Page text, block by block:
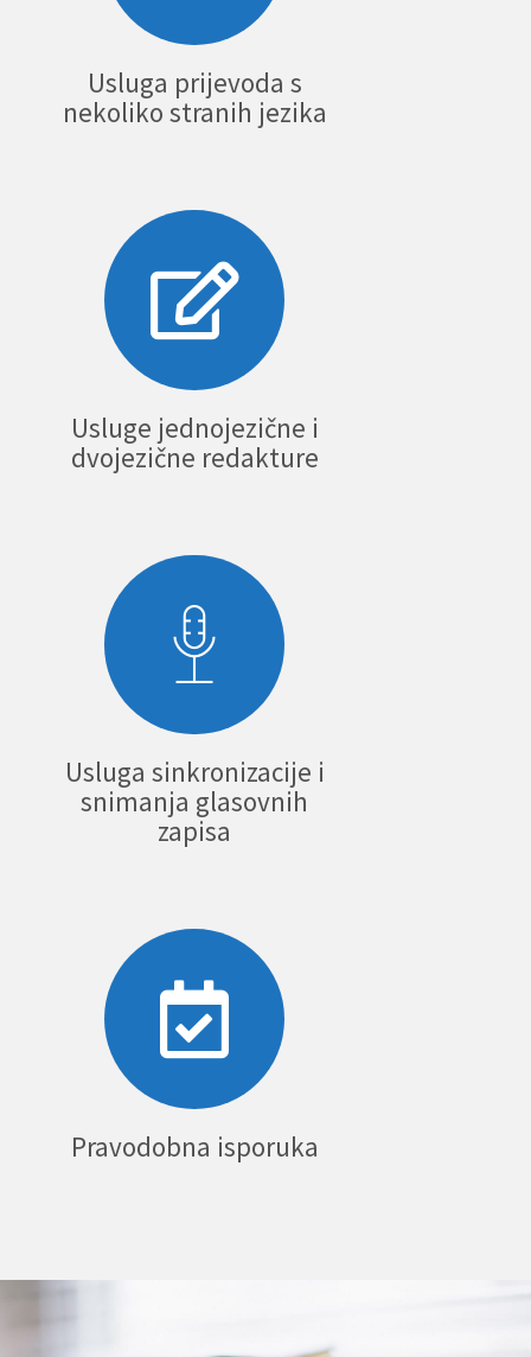
Usluga prijevoda s
nekoliko stranih jezika
Usluge jednojezične i
dvojezične redakture
Usluga sinkronizacije i
snimanja glasovnih
zapisa
Pravodobna isporuka